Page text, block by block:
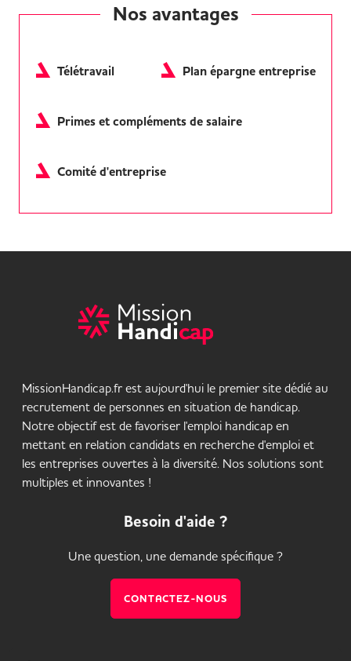
Nos avantages
Télétravail Plan épargne entreprise
Primes et compléments de salaire
Comité d'entreprise
MissionHandicap.fr est aujourd'hui le premier site dédié au
recrutement de personnes en situation de handicap.
Notre objectif est de favoriser l'emploi handicap en
mettant en relation candidats en recherche d'emploi et
les entreprises ouvertes à la diversité. Nos solutions sont
multiples et innovantes !
Besoin d'aide ?
Une question, une demande spécifique ?
CONTACTEZ-NOUS